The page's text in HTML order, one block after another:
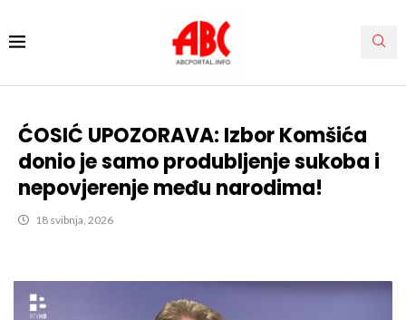
ĆOSIĆ UPOZORAVA: Izbor Komšića
donio je samo produbljenje sukoba i
nepovjerenje među narodima!
18 svibnja, 2026